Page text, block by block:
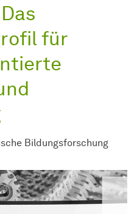
für
Bildungsforschung